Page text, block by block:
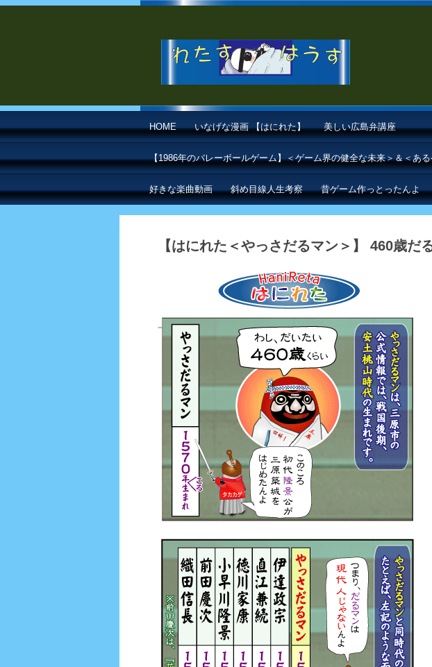
HOME いなげな漫画 【はにれた】 美しい広島弁講座
【1986年のバレーボールゲーム】＜ゲーム界の健全な未来＞＆＜あ
好きな楽曲動画 斜め目線人生考察 昔ゲーム作っとったんよ
【はにれた＜やっさだるマン＞】 460歳だ